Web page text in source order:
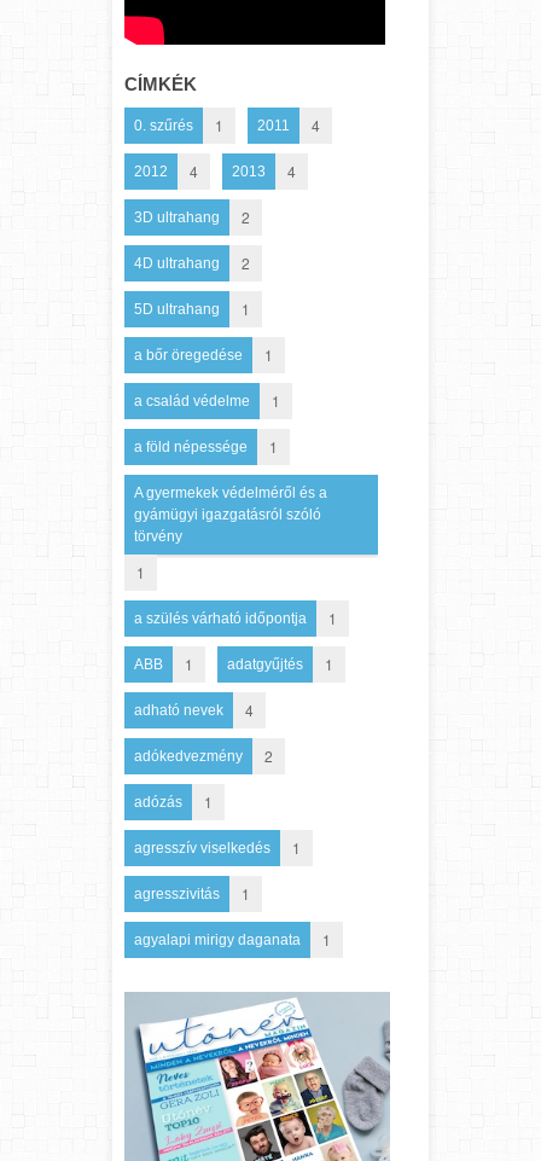
CÍMKÉK
0. szűrés 1 2011 4
2012 4 2013 4
3D ultrahang 2
4D ultrahang 2
5D ultrahang 1
a bőr öregedése 1
a család védelme 1
a föld népessége 1
A gyermekek védelméről és a
gyámügyi igazgatásról szóló
törvény
1
a szülés várható időpontja 1
ABB 1 adatgyűjtés 1
adható nevek 4
adókedvezmény 2
adózás 1
agresszív viselkedés 1
agresszivitás 1
agyalapi mirigy daganata 1